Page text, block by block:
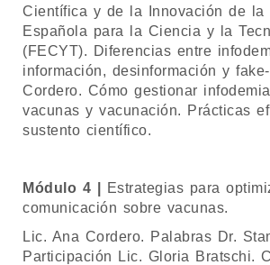
Científica y de la Innovación de la
Española para la Ciencia y la
(FECYT). Diferencias entre
información, desinformación y
Cordero. Cómo gestionar
vacunas y vacunación. Prácticas
sustento científico.
Módulo 4 |
Estrategias para
comunicación sobre vacunas.
Lic. Ana Cordero. Palabras Dr.
Participación Lic. Gloria Bratschi.